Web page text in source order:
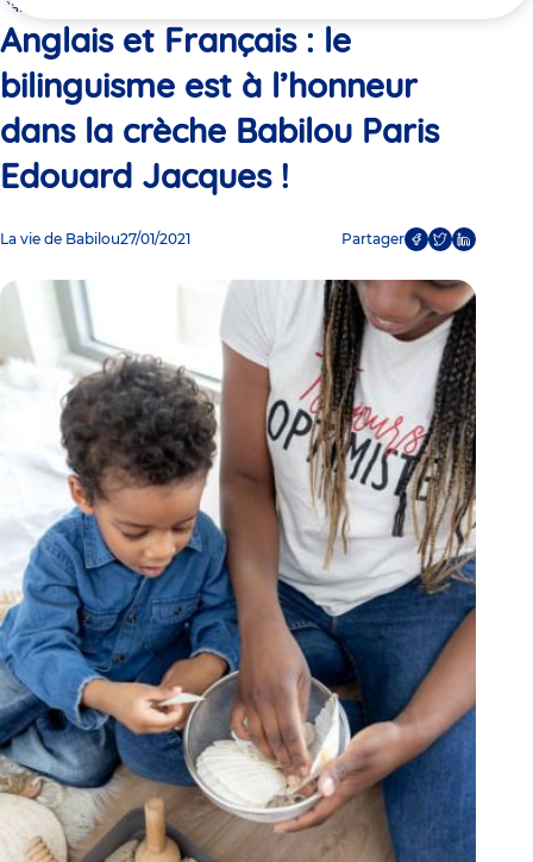
ici
Babilou Paris Edouard Jacques !
Anglais et Français : le
bilinguisme est à l’honneur
dans la crèche Babilou Paris
Edouard Jacques !
La vie de Babilou27/01/2021 Partager